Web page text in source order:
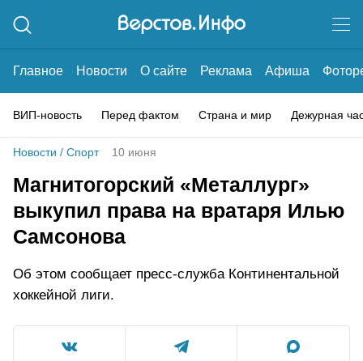
Главное Новости О сайте Реклама Афиша
ВИП-новость Перед фактом Страна и мир Дежурная
Новости / Спорт 10 июня
Магнитогорский «Металлург»
выкупил права на вратаря Илью
Самсонова
Об этом сообщает пресс-служба Континентальной
хоккейной лиги.